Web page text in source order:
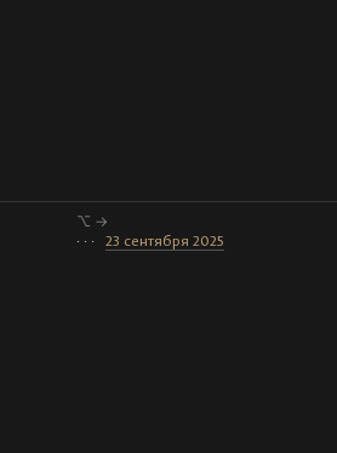
⌥ →
· · · 23 сентября 2025